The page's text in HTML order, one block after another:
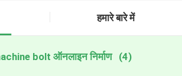
हमारे बारे में
bolt ऑनलाइन निर्माण (4)